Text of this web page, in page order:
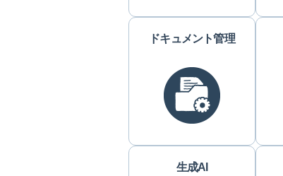
ドキュメント管理
生成AI